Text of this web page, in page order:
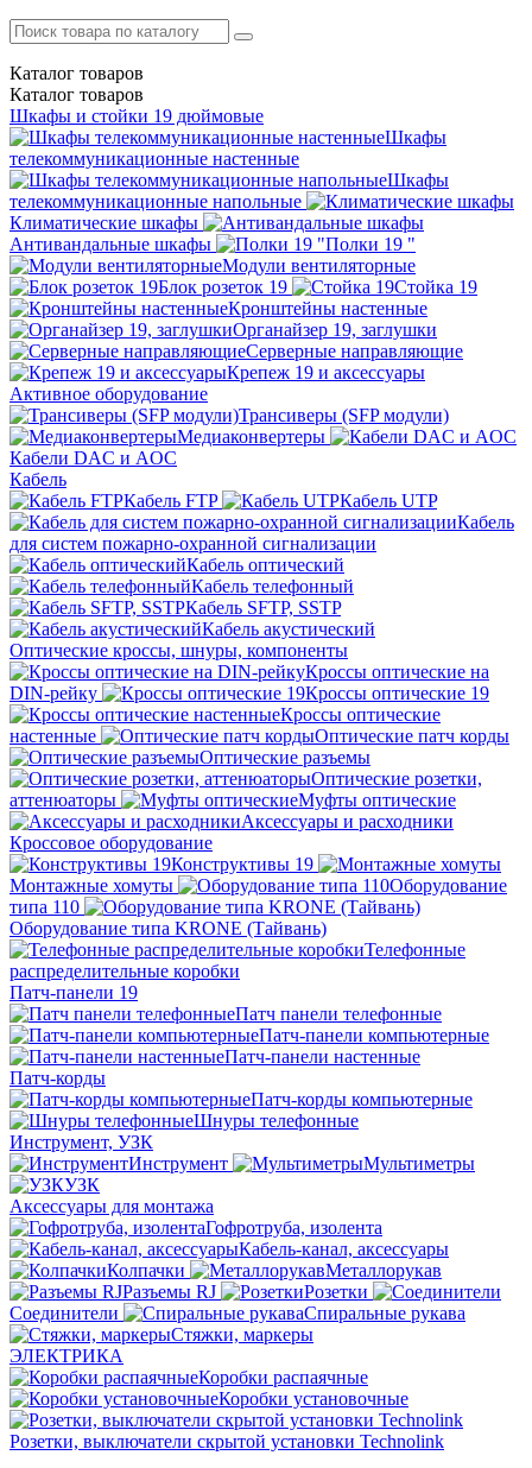
Каталог товаров
Каталог товаров
Шкафы и стойки 19 дюймовые
Шкафы
телекоммуникационные настенные
Шкафы
телекоммуникационные напольные
Климатические шкафы
Антивандальные шкафы
Полки 19 "
Модули вентиляторные
Блок розеток 19
Стойка 19
Кронштейны настенные
Органайзер 19, заглушки
Серверные направляющие
Крепеж 19 и аксессуары
Активное оборудование
Трансиверы (SFP модули)
Медиаконвертеры
Кабели DAC и AOC
Кабель
Кабель FTP
Кабель UTP
Кабель
для систем пожарно-охранной сигнализации
Кабель оптический
Кабель телефонный
Кабель SFTP, SSTP
Кабель акустический
Оптические кроссы, шнуры, компоненты
Кроссы оптические на
DIN-рейку
Кроссы оптические 19
Кроссы оптические
настенные
Оптические патч корды
Оптические разъемы
Оптические розетки,
аттенюаторы
Муфты оптические
Аксессуары и расходники
Кроссовое оборудование
Конструктивы 19
Монтажные хомуты
Оборудование
типа 110
Оборудование типа KRONE (Тайвань)
Телефонные
распределительные коробки
Патч-панели 19
Патч панели телефонные
Патч-панели компьютерные
Патч-панели настенные
Патч-корды
Патч-корды компьютерные
Шнуры телефонные
Инструмент, УЗК
Инструмент
Мультиметры
УЗК
Аксессуары для монтажа
Гофротруба, изолента
Кабель-канал, аксессуары
Колпачки
Металлорукав
Разъемы RJ
Розетки
Соединители
Спиральные рукава
Стяжки, маркеры
ЭЛЕКТРИКА
Коробки распаячные
Коробки установочные
Розетки, выключатели скрытой установки Technolink